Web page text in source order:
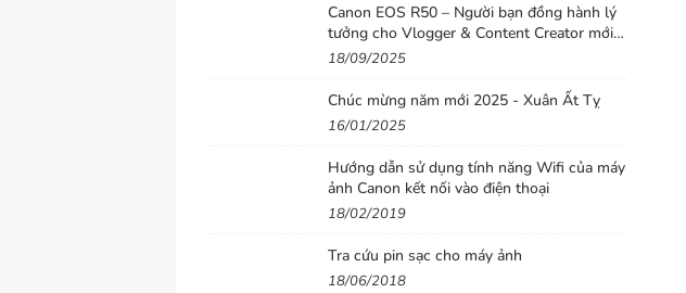
Canon EOS R50 – Người bạn đồng hành lý
tưởng cho Vlogger & Content Creator mới
bắt đầu
18/09/2025
Chúc mừng năm mới 2025 - Xuân Ất Tỵ
16/01/2025
Hướng dẫn sử dụng tính năng Wifi của máy
ảnh Canon kết nối vào điện thoại
18/02/2019
Tra cứu pin sạc cho máy ảnh
18/06/2018